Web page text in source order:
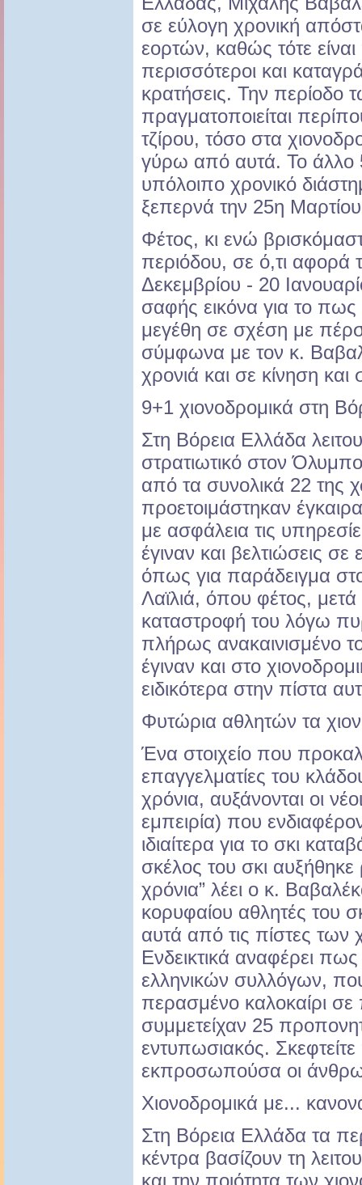
σε εύλογη χρονική
εορτών, καθώς τότε είναι
περισσότεροι και
κρατήσεις. Την περίοδο
πραγματοποιείται
τζίρου, τόσο στα
γύρω από αυτά. Το άλλο
υπόλοιπο χρονικό
ξεπερνά την 25η
Φέτος, κι ενώ
περιόδου, σε ό,τι αφορά
Δεκεμβρίου - 20
σαφής εικόνα για το
μεγέθη σε σχέση με
σύμφωνα με τον κ.
χρονιά και σε κίνηση
9+1 χιονοδρομικά στη
Στη Βόρεια Ελλάδα
στρατιωτικό στον
από τα συνολικά 22 της
προετοιμάστηκαν
με ασφάλεια τις
έγιναν και βελτιώσεις
όπως για παράδειγμα
Λαϊλιά, όπου φέτος,
καταστροφή του λόγω
πλήρως ανακαινισμένο
έγιναν και στο
ειδικότερα στην πίστα
Φυτώρια αθλητών τα
Ένα στοιχείο που
επαγγελματίες του
χρόνια, αυξάνονται οι
εμπειρία) που
ιδιαίτερα για το σκι
σκέλος του σκι αυξήθηκε
χρόνια” λέει ο κ.
κορυφαίου αθλητές του
αυτά από τις πίστες των
Ενδεικτικά αναφέρει
ελληνικών συλλόγων,
περασμένο καλοκαίρι
συμμετείχαν 25
εντυπωσιακός.
εκπροσωπούσα οι
Χιονοδρομικά με...
Στη Βόρεια Ελλάδα τα
κέντρα βασίζουν τη
και την ποιότητα των